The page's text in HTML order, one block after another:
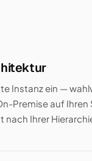
Instanz ein —
Premise auf Ihren
Ihrer